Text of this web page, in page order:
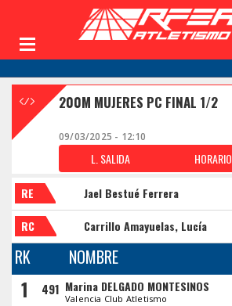
200M MUJERES PC FINAL 1/2
09/03/2025 - 12:10
L. SALIDA HORARIO
RE Jael Bestué Ferrera
RC Carrillo Amayuelas, Lucía
RK NOMBRE
1 491 Marina DELGADO MONTESINOS
Valencia Club Atletismo